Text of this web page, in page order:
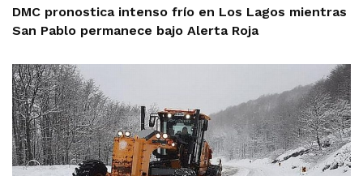
DMC pronostica intenso frío en Los Lagos mientras
San Pablo permanece bajo Alerta Roja